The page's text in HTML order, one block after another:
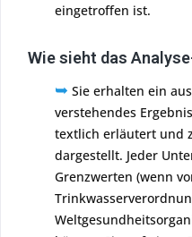
eingetroffen ist.
Wie sieht das
➥ Sie erhalten ein
verstehendes
textlich erläutert und
dargestellt. Jeder
Grenzwerten (wenn